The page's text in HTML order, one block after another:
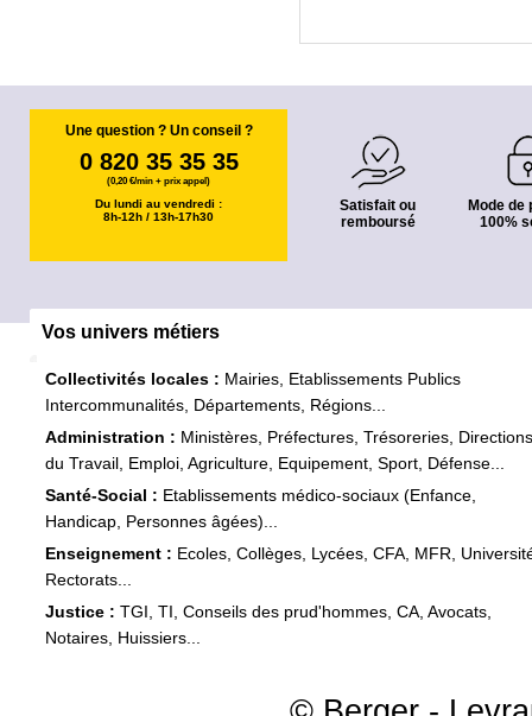
Une question ? Un conseil ?
0 820 35 35 35
(0,20 €/min + prix appel)
Du lundi au vendredi :
8h-12h / 13h-17h30
Satisfait ou
remboursé
Mode de
100%
Vos univers métiers
Collectivités locales : Mairies, Etablissements Publics
Intercommunalités, Départements, Régions...
Administration : Ministères, Préfectures, Trésoreries, Directions
du Travail, Emploi, Agriculture, Equipement, Sport, Défense...
Santé-Social : Etablissements médico-sociaux (Enfance,
Handicap, Personnes âgées)...
Enseignement : Ecoles, Collèges, Lycées, CFA, MFR,
Rectorats...
Justice : TGI, TI, Conseils des prud'hommes, CA, Avocats,
Notaires, Huissiers...